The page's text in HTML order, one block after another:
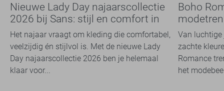
Nieuwe Lady Day najaarscollectie
2026 bij Sans: stijl en comfort in
travelkwaliteit
Het najaar vraagt om kleding die comfortabel,
veelzijdig én stijlvol is. Met de nieuwe Lady
Day najaarscollectie 2026 ben je helemaal
klaar voor...
Boho
overal
Van luchtige
zachte
Romance
het